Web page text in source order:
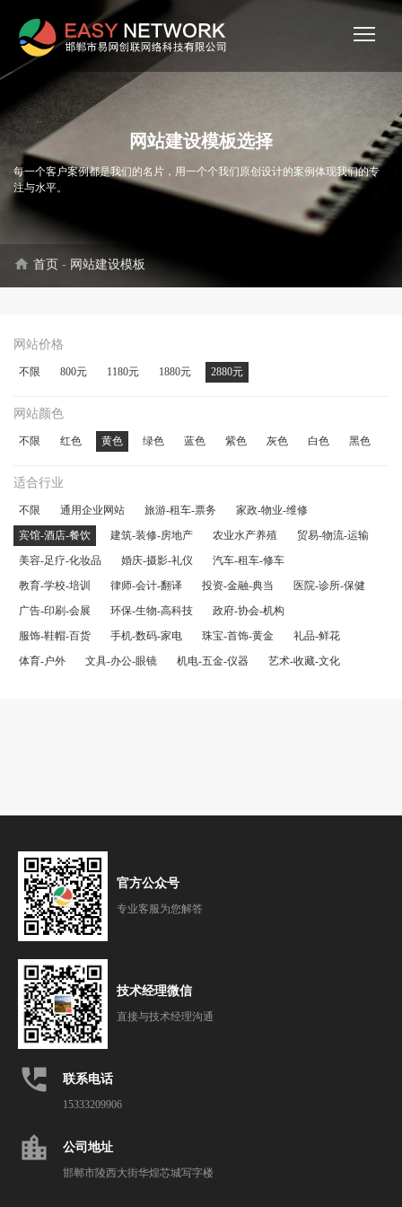
网站建设模板选择
每一个客户案例都是我们的名片，用一个个我们原创设计的案例体现我们的专
注与水平。
home 首页 - 网站建设模板
网站价格
不限 800元 1180元 1880元 2880元
网站颜色
不限 红色 黄色 绿色 蓝色 紫色 灰色 白色 黑色
适合行业
不限 通用企业网站 旅游-租车-票务
家政-物业-维修
宾馆-酒店-餐饮
建筑-装修-房地产 农业水产养殖
贸易-物流-运输
美容-足疗-化妆品
婚庆-摄影-礼仪
汽车-租车-修车
教育-学校-培训
律师-会计-翻译 投资-金融-典当
医院-诊所-保健
广告-印刷-会展
环保-生物-高科技
政府-协会-机构
服饰-鞋帽-百货
手机-数码-家电 珠宝-首饰-黄金
礼品-鲜花
体育-户外
文具-办公-眼镜 机电-五金-仪器 艺术-收藏-文化
官方公众号
专业客服为您解答
技术经理微信
直接与技术经理沟通
perm_phone_msg 联系电话
15333209906
location_city 公司地址
邯郸市陵西大街华煌芯城写字楼